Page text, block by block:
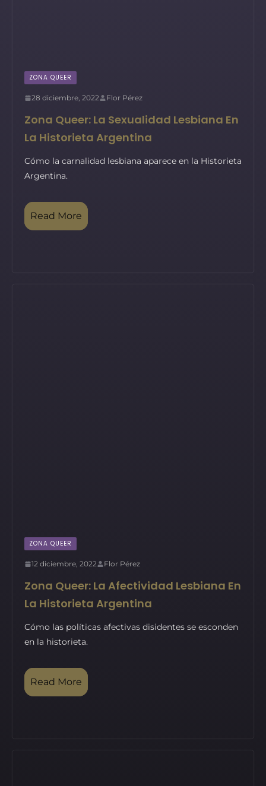
ZONA QUEER
28 diciembre, 2022 Flor Pérez
Zona Queer: La Sexualidad Lesbiana En
La Historieta Argentina
Cómo la carnalidad lesbiana aparece en la Historieta
Argentina.
Read More
ZONA QUEER
12 diciembre, 2022 Flor Pérez
Zona Queer: La Afectividad Lesbiana En
La Historieta Argentina
Cómo las políticas afectivas disidentes se esconden
en la historieta.
Read More